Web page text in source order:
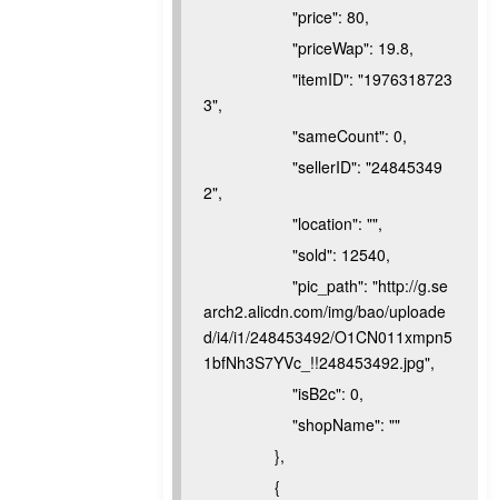
"price": 80,
"priceWap": 19.8,
"itemID": "1976318723
3",
"sameCount": 0,
"sellerID": "24845349
2",
"location": "",
"sold": 12540,
"pic_path": "http://g.se
arch2.alicdn.com/img/bao/uploade
d/i4/i1/248453492/O1CN011xmpn5
1bfNh3S7YVc_!!248453492.jpg",
"isB2c": 0,
"shopName": ""
},
{